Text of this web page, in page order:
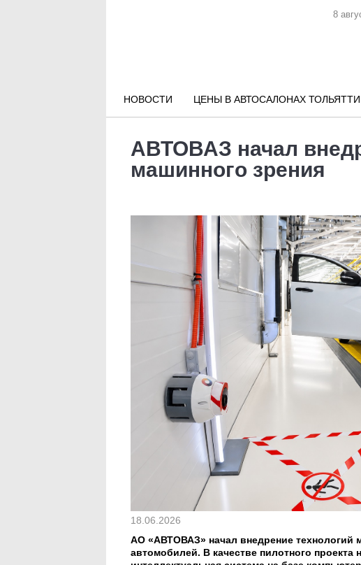
8
НОВОСТИ ЦЕНЫ В АВТОСАЛОНАХ ТОЛЬЯТТИ
АВТОВАЗ начал
машинного зрения
18.06.2026
АО «АВТОВАЗ» начал внедрение технологий
автомобилей. В качестве пилотного проекта